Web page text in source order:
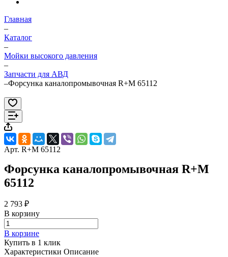
Главная
–
Каталог
–
Мойки высокого давления
–
Запчасти для АВД
–Форсунка каналопромывочная R+M 65112
Арт. R+M 65112
Форсунка каналопромывочная R+M
65112
2 793 ₽
В корзину
В корзине
Купить в 1 клик
Характеристики Описание